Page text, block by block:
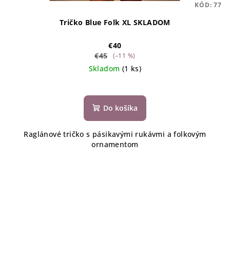
Tričko Blue Folk XL SKLADOM
€40
€45
(–11 %)
Skladom (1 ks)
Do košíka
Raglánové tričko s pásikavými rukávmi a folkovým
ornamentom
KÓD:77